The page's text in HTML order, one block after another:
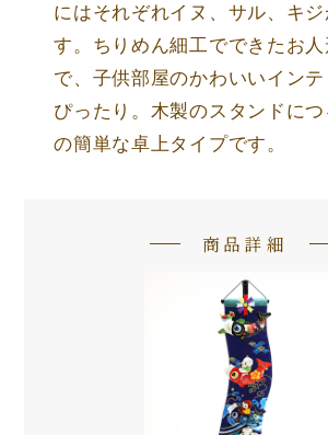
にはそれぞれイヌ、サル、キジ
す。ちりめん細工でできたお
で、子供部屋のかわいいイン
ぴったり。木製のスタンドに
の簡単な卓上タイプです。
商品詳細